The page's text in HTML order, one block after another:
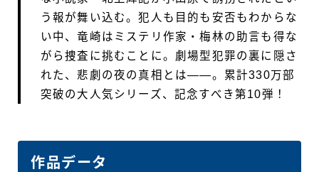
う報が舞い込む。犯人も目的も安否もわからな
い中、竜崎はミステリ作家・梅林の助言も得な
がら捜査に挑むことに。劇場型犯罪の裏に隠さ
れた、悲劇の夜の真相とは――。累計330万部
突破の大人気シリーズ、記念すべき第10弾！
作品データ